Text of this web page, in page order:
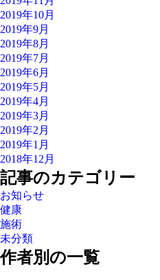
2019年10月
2019年9月
2019年8月
2019年7月
2019年6月
2019年5月
2019年4月
2019年3月
2019年2月
2019年1月
2018年12月
記事のカテゴリー
お知らせ
健康
施術
未分類
作者別の一覧